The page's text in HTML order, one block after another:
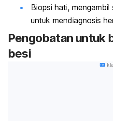
Biopsi hati,
untuk mendiagnosis
Pengobatan untuk
besi